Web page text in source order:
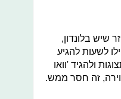
שיש בלונדון,
לשעות להגיע
ולהגיד 'וואו
זה חסר ממש.